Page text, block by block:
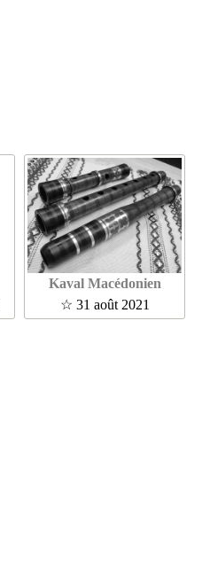
Kaval Macédonien
☆ 31 août 2021